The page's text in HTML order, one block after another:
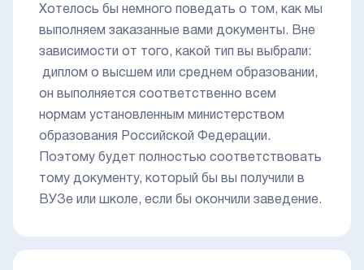
Хотелось бы немного поведать о том, как мы
выполняем заказанные вами документы. Вне
зависимости от того, какой тип вы выбрали:
диплом о высшем или среднем образовании,
он выполняется соответственно всем
нормам установленным министерством
образования Российской Федерации.
Поэтому будет полностью соответствовать
тому документу, который бы вы получили в
ВУЗе или школе, если бы окончили заведение.